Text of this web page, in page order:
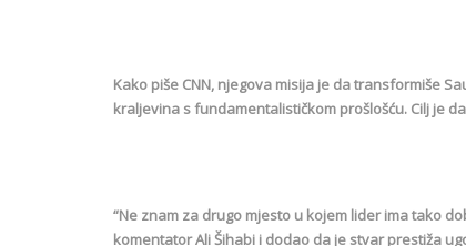
Kako piše CNN, njegova misija je da transformiše
kraljevina s fundamentalističkom prošlošću. Cilj je
“Ne znam za drugo mjesto u kojem lider ima tako
komentator Ali Šihabi i dodao da je stvar prestiža